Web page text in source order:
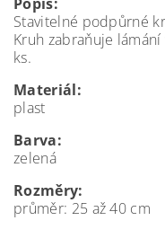
Stavitelné podpůrné
Kruh zabraňuje
ks.
Materiál:
plast
Barva:
zelená
Rozměry:
průměr: 25 až 40 cm